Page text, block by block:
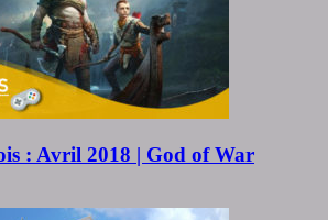
: Avril 2018 | God of War